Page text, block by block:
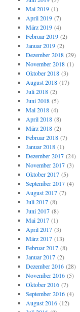
Mai 2019(1)
April 2019(7)
März 2019(4)
Februar 2019(2)
Januar 2019(2)
Dezember 2018(29)
November 2018(1)
Oktober 2018(3)
August 2018(17)
Juli 2018(2)
Juni 2018(5)
Mai 2018(4)
April 2018(8)
März 2018(2)
Februar 2018(7)
Januar 2018(1)
Dezember 2017(24)
November 2017(3)
Oktober 2017(5)
September 2017(4)
August 2017(7)
Juli 2017(8)
Juni 2017(8)
Mai 2017(1)
April 2017(3)
März 2017(13)
Februar 2017(8)
Januar 2017(2)
Dezember 2016(28)
November 2016(5)
Oktober 2016(7)
September 2016(4)
August 2016(12)